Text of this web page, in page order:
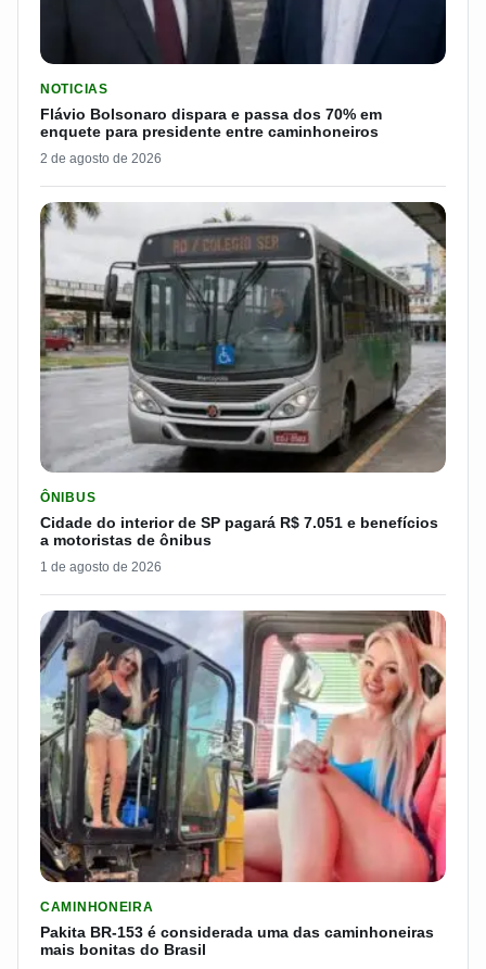
NOTICIAS
Flávio Bolsonaro dispara e passa dos 70% em
enquete para presidente entre caminhoneiros
2 de agosto de 2026
ÔNIBUS
Cidade do interior de SP pagará R$ 7.051 e benefícios
a motoristas de ônibus
1 de agosto de 2026
CAMINHONEIRA
Pakita BR-153 é considerada uma das caminhoneiras
mais bonitas do Brasil